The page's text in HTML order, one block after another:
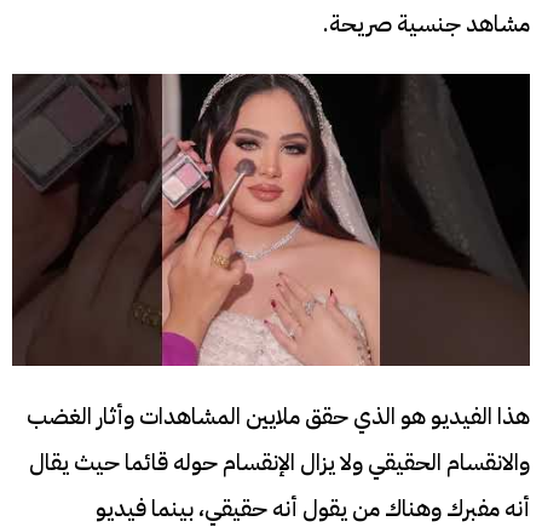
مشاهد جنسية صريحة.
هذا الفيديو هو الذي حقق ملايين المشاهدات وأثار الغضب
والانقسام الحقيقي ولا يزال الإنقسام حوله قائما حيث يقال
أنه مفبرك وهناك من يقول أنه حقيقي، بينما فيديو